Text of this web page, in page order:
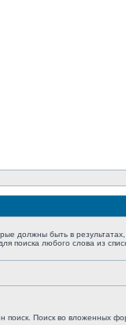
должны быть в результатах,
для поиска любого слова из
Поиск во вложенных